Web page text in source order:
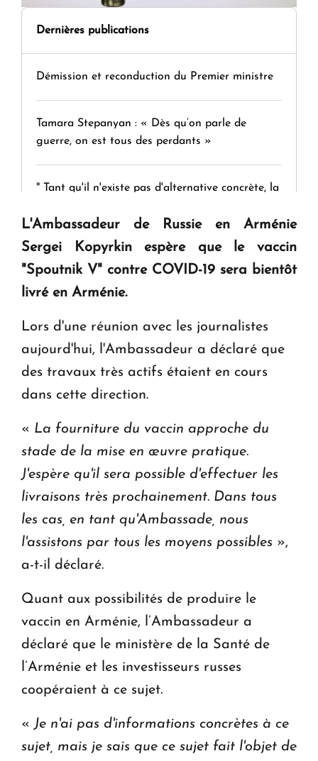
Dernières publications
Démission et reconduction du Premier ministre
Tamara Stepanyan : « Dès qu’on parle de
guerre, on est tous des perdants »
" Tant qu'il n'existe pas d'alternative concrète, la
KASA : 30 ans d'audace, de résilience et d'avenir
en Arménie
Le premier hôtel Hyatt Regency d'Arménie
ouvrira ses portes à Dilijan
L'Ambassadeur de Russie en Arménie
Sergei Kopyrkin espère que le vaccin
"Spoutnik V" contre COVID-19 sera bientôt
livré en Arménie.
Lors d'une réunion avec les journalistes
aujourd'hui, l'Ambassadeur a déclaré que
des travaux très actifs étaient en cours
dans cette direction.
« La fourniture du vaccin approche du
stade de la mise en œuvre pratique.
J'espère qu'il sera possible d'effectuer les
livraisons très prochainement. Dans tous
les cas, en tant qu'Ambassade, nous
l'assistons par tous les moyens possibles »,
a-t-il déclaré.
Quant aux possibilités de produire le
vaccin en Arménie, l’Ambassadeur a
déclaré que le ministère de la Santé de
l’Arménie et les investisseurs russes
coopéraient à ce sujet.
« Je n'ai pas d'informations concrètes à ce
sujet, mais je sais que ce sujet fait l'objet de